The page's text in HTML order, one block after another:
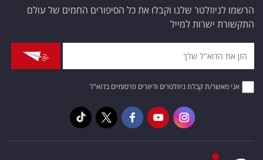
הרשמו לניוזלטר שלנו וקבלו את כל הסיפורים החמים של עולם
התקשורת ישרות למייל
אני מאשר/ת קבלת ניוזלטרים ודיוורים פרסומיים בדוא"ל